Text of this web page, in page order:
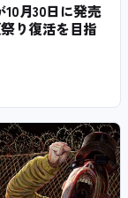
月30日に発売
り復活を目指